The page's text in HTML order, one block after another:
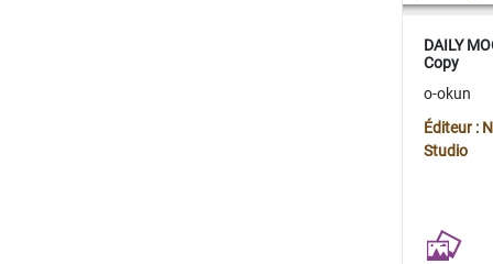
DAILY
Copy
o-okun
Éditeur :
Studio